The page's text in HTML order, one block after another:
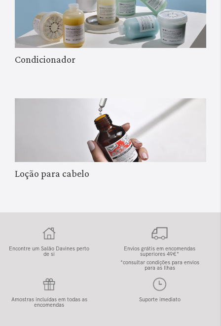
Condicionador
Loção para cabelo
Encontre um Salão Davines perto
de si
Envios grátis em encomendas
superiores 49€*
*consultar condições para envios
para as Ilhas
Amostras incluídas em todas as
encomendas
Suporte imediato